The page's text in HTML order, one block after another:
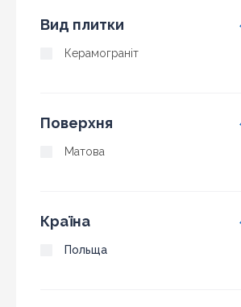
Вид плитки
Керамограніт
Поверхня
Матова
Країна
Польща